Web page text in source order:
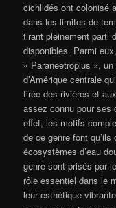
cichlidés ont colonisé
dans les limites de
tirant pleinement parti
disponibles. Parmi
« Paraneetroplus »,
d’Amérique centrale
tirée des rivières et
assez connu pour ses
effet, les motifs
de ce genre font
écosystèmes d’eau
genre sont prisés par
rôle essentiel dans le
leur esthétique